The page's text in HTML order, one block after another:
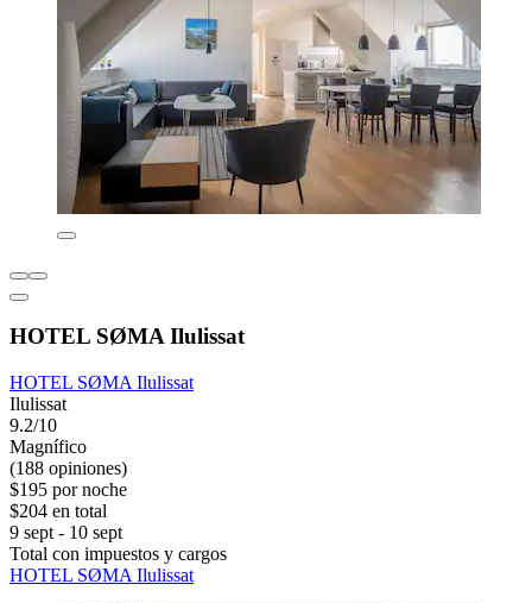
HOTEL SØMA Ilulissat
HOTEL SØMA Ilulissat
Ilulissat
9.2/10
Magnífico
(188 opiniones)
$195 por noche
$204 en total
9 sept - 10 sept
Total con impuestos y cargos
HOTEL SØMA Ilulissat